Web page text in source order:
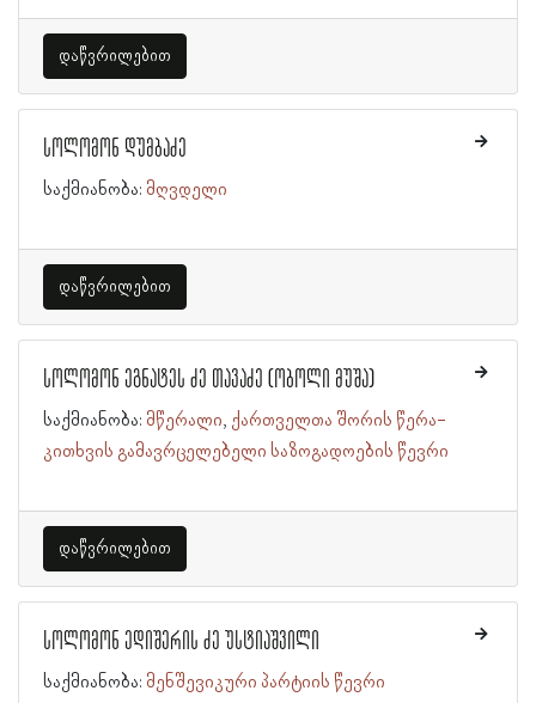
დაწვრილებით
სოლომონ დუმბაძე
საქმიანობა: მღვდელი
დაწვრილებით
სოლომონ ეგნატეს ძე თავაძე (ობოლი მუშა)
საქმიანობა: მწერალი ქართველთა შორის წერა-
კითხვის გამავრცელებელი საზოგადოების წევრი
დაწვრილებით
სოლომონ ედიშერის ძე უსტიაშვილი
საქმიანობა: მენშევიკური პარტიის წევრი